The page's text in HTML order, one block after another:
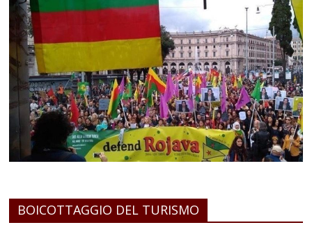
BOICOTTAGGIO DEL TURISMO